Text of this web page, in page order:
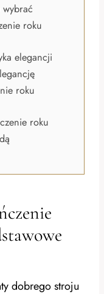
roku
elegancji
roku
roku
dobrego stroju